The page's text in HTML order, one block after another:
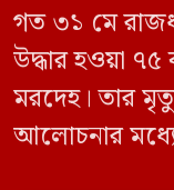
গত ৩১ মে
উদ্ধার হওয়া
মরদেহ। তার
আলোচনার